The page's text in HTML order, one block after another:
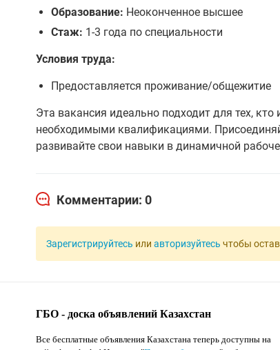
Образование: Неоконченное высшее
Стаж: 1-3 года по специальности
Условия труда:
Предоставляется проживание/общежитие
Эта вакансия идеально подходит для тех,
необходимыми квалификациями.
развивайте свои навыки в динамичной
Комментарии: 0
Зарегистрируйтесь или авторизуйтесь чтобы
ГБО - доска объявлений Казахстан
Все бесплатные объявления Казахстана теперь доступны на